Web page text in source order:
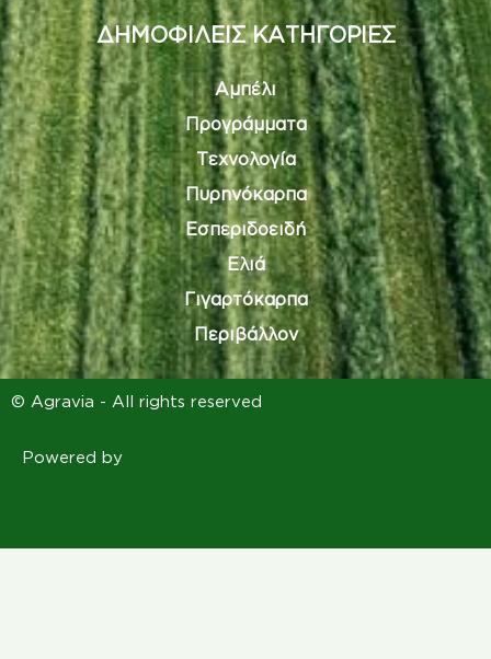
ΔΗΜΟΦΙΛΕΙΣ ΚΑΤΗΓΟΡΙΕΣ
Αμπέλι
Προγράμματα
Τεχνολογία
Πυρηνόκαρπα
Εσπεριδοειδή
Ελιά
Γιγαρτόκαρπα
Περιβάλλον
© Agravia - All rights reserved
Powered by